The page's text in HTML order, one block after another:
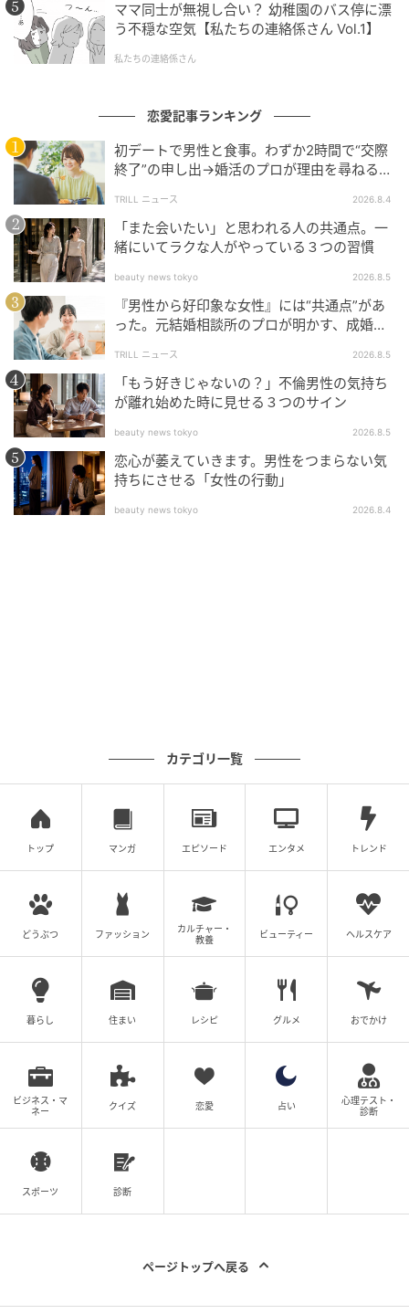
ママ同士が無視し合い？ 幼稚園のバス停に漂
う不穏な空気【私たちの連絡係さん Vol.1】
私たちの連絡係さん
恋愛記事ランキング
初デートで男性と食事。わずか2時間で“交際
終了”の申し出→婚活のプロが理由を尋ねる
TRILL ニュース 2026.8.4
「また会いたい」と思われる人の共通点。一
緒にいてラクな人がやっている３つの習慣
beauty news tokyo 2026.8.5
『男性から好印象な女性』には“共通点”があ
った。元結婚相談所のプロが明かす、成婚し
TRILL ニュース 2026.8.5
「もう好きじゃないの？」不倫男性の気持ち
が離れ始めた時に見せる３つのサイン
beauty news tokyo 2026.8.5
恋心が萎えていきます。男性をつまらない気
持ちにさせる「女性の行動」
beauty news tokyo 2026.8.4
カテゴリ一覧
トップ マンガ エピソード エンタメ トレンド
どうぶつ ファッション
カルチャー・
教養
ビューティー ヘルスケア
暮らし 住まい レシピ グルメ おでかけ
ビジネス・マ
ネー
クイズ 恋愛 占い
心理テスト・
診断
スポーツ 診断
ページトップへ戻る